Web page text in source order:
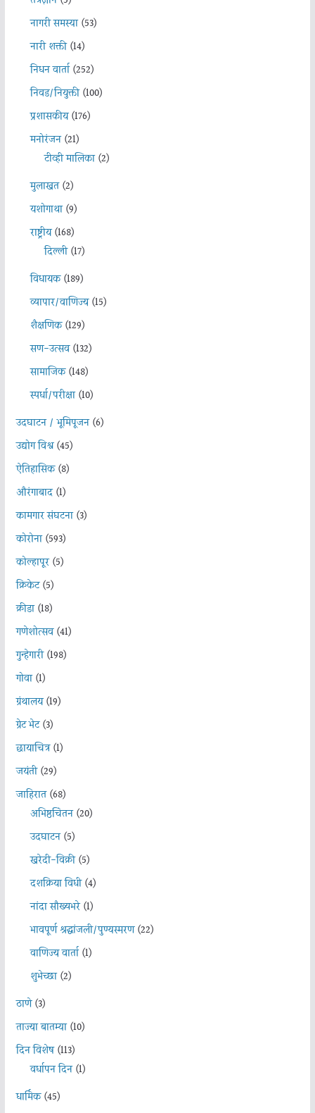
नागरी समस्या(53)
नारी शक्ती(14)
निधन वार्ता(252)
निवड/नियुक्ती(100)
प्रशासकीय(176)
मनोरंजन(21)
टीव्ही मालिका(2)
मुलाखत(2)
यशोगाथा(9)
राष्ट्रीय(168)
दिल्ली(17)
विधायक(189)
व्यापार/वाणिज्य(15)
शैक्षणिक(129)
सण-उत्सव(132)
सामाजिक(148)
स्पर्धा/परीक्षा(10)
उदघाटन / भूमिपूजन(6)
उद्योग विश्व(45)
ऐतिहासिक(8)
औरंगाबाद(1)
कामगार संघटना(3)
कोरोना(593)
कोल्हापूर(5)
क्रिकेट(5)
क्रीडा(18)
गणेशोत्सव(41)
गुन्हेगारी(198)
गोवा(1)
ग्रंथालय(19)
ग्रेट भेट(3)
छायाचित्र(1)
जयंती(29)
जाहिरात(68)
अभिष्ठचिंतन(20)
उदघाटन(5)
खरेदी-विक्री(5)
दशक्रिया विधी(4)
नांदा सौख्यभरे(1)
भावपूर्ण श्रद्धांजली/पुण्यस्मरण(22)
वाणिज्य वार्ता(1)
शुभेच्छा(2)
ठाणे(3)
ताज्या बातम्या(10)
दिन विशेष(113)
वर्धापन दिन(1)
धार्मिक(45)